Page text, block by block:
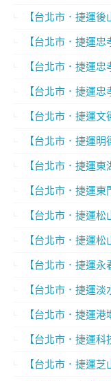
【台北市．捷運後
【台北市．捷運忠
【台北市．捷運忠
【台北市．捷運忠
【台北市．捷運文
【台北市．捷運明
【台北市．捷運東
【台北市．捷運東
【台北市．捷運松
【台北市．捷運松
【台北市．捷運永
【台北市．捷運淡
【台北市．捷運港
【台北市．捷運科
【台北市．捷運芝